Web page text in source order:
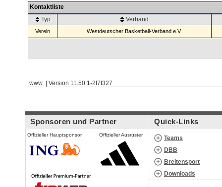
Kontaktliste
Typ
Verband
Verein Westdeutscher Basketball-Verband e.V.
www | Version 11.50.1-2f7f327
Sponsoren und Partner
Offizieller Hauptsponsor Offizieller Ausrüster
Quick-Links
Teams
DBB
Breitensport
Downloads